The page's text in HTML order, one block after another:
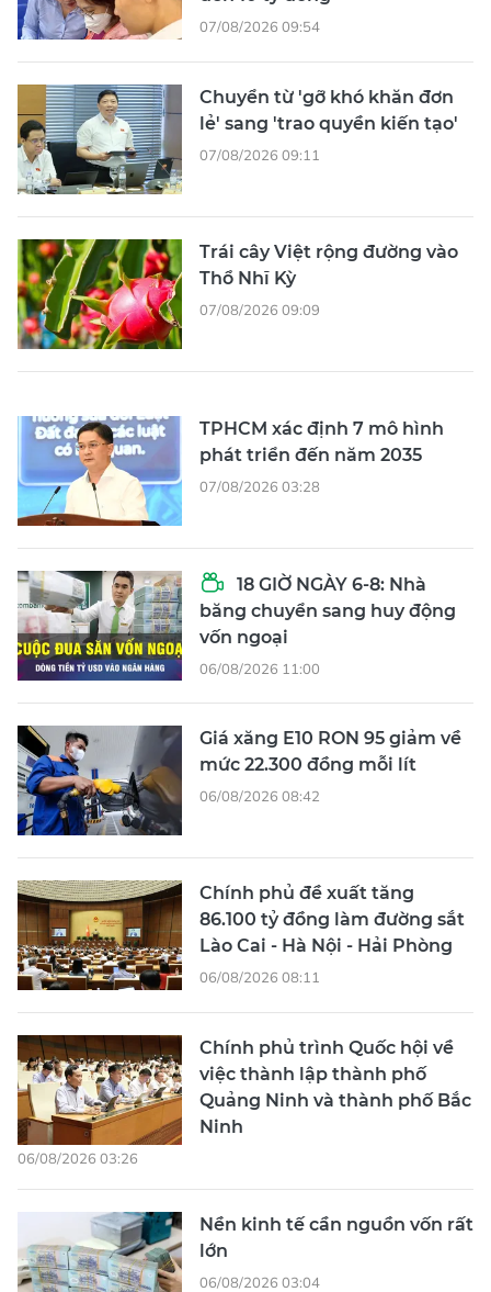
07/08/2026 09:54
Chuyển từ 'gỡ khó khăn đơn
lẻ' sang 'trao quyền kiến tạo'
07/08/2026 09:11
Trái cây Việt rộng đường vào
Thổ Nhĩ Kỳ
07/08/2026 09:09
TPHCM xác định 7 mô hình
phát triển đến năm 2035
07/08/2026 03:28
18 GIỜ NGÀY 6-8: Nhà
băng chuyển sang huy động
vốn ngoại
06/08/2026 11:00
Giá xăng E10 RON 95 giảm về
mức 22.300 đồng mỗi lít
06/08/2026 08:42
Chính phủ đề xuất tăng
86.100 tỷ đồng làm đường sắt
Lào Cai - Hà Nội - Hải Phòng
06/08/2026 08:11
Chính phủ trình Quốc hội về
việc thành lập thành phố
Quảng Ninh và thành phố Bắc
Ninh
06/08/2026 03:26
Nền kinh tế cần nguồn vốn rất
lớn
06/08/2026 03:04